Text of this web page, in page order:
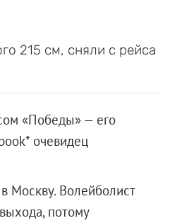
215 см, сняли с рейса
«Победы» — его
очевидец
Москву. Волейболист
потому